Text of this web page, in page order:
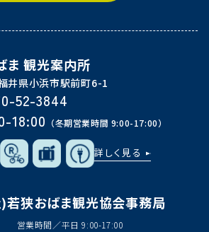
ま 観光案内所
井県小浜市駅前町6-1
52-3844
18:00 （冬期営業時間 9:00-17:00）
詳しく見る
若狭おばま観光協会事務局
営業時間／平日 9:00-17:00